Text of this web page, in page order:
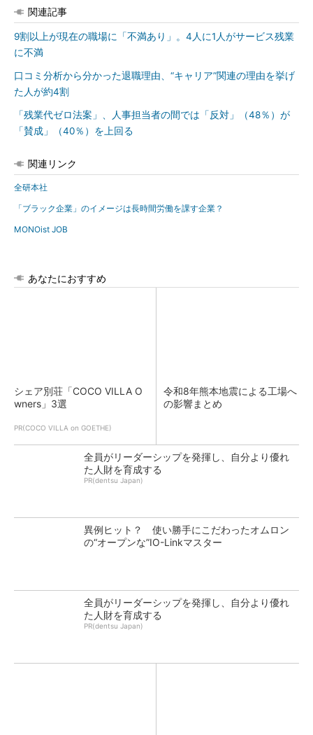
関連記事
9割以上が現在の職場に「不満あり」。4人に1人がサービス残業
に不満
口コミ分析から分かった退職理由、“キャリア”関連の理由を挙げ
た人が約4割
「残業代ゼロ法案」、人事担当者の間では「反対」（48％）が
「賛成」（40％）を上回る
関連リンク
全研本社
「ブラック企業」のイメージは長時間労働を課す企業？
MONOist JOB
あなたにおすすめ
シェア別荘「COCO VILLA O
wners」3選
PR(COCO VILLA on GOETHE)
令和8年熊本地震による工場へ
の影響まとめ
全員がリーダーシップを発揮し、自分より優れ
た人財を育成する
PR(dentsu Japan)
異例ヒット？ 使い勝手にこだわったオムロン
の“オープンな”IO-Linkマスター
全員がリーダーシップを発揮し、自分より優れ
た人財を育成する
PR(dentsu Japan)